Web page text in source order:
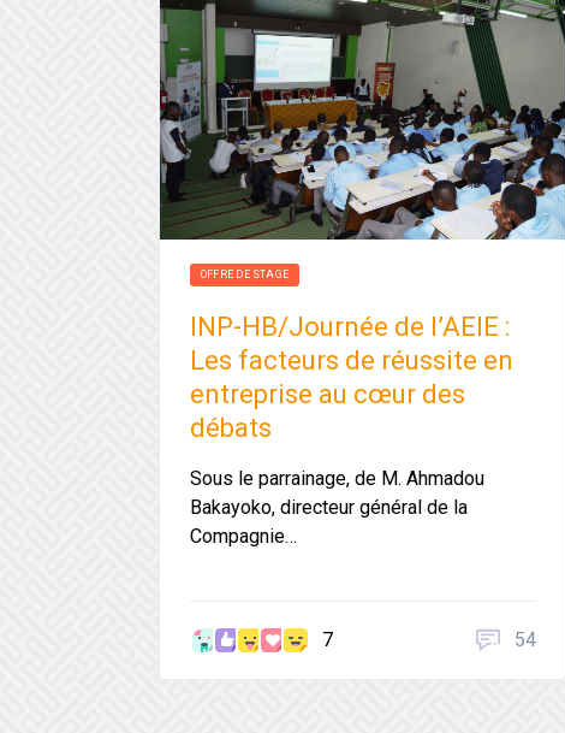
OFFRE DE STAGE
INP-HB/Journée de l’AEIE :
Les facteurs de réussite en
entreprise au cœur des
débats
Sous le parrainage, de M. Ahmadou
Bakayoko, directeur général de la
Compagnie…
7 54